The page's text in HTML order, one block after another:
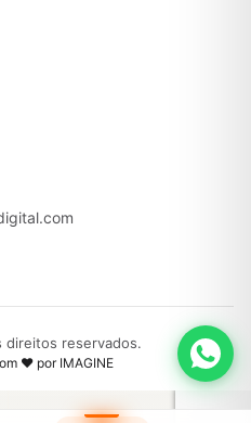
reservados.
♥ por IMAGINE